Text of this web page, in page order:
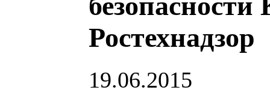
Ростехнадзор
19.06.2015